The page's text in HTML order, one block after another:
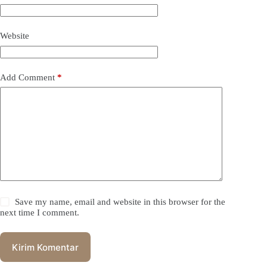
Website
Add Comment *
Save my name, email and website in this browser for the
next time I comment.
Kirim Komentar